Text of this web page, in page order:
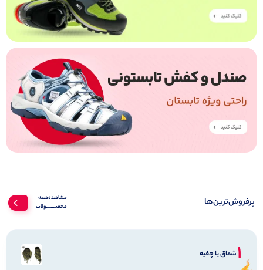
پرفروش‌ترین‌ها
مشاهده‌همه‌
محصــــــــولات
1شماق یا چفیه